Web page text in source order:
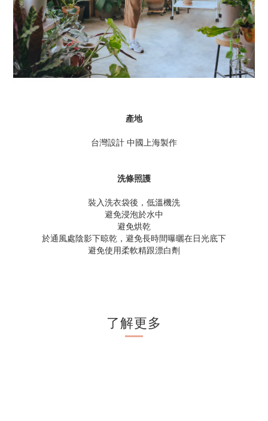
產地
台灣設計 中國上海製作
洗條照護
裝入洗衣袋後，低溫機洗
避免浸泡於水中
避免烘乾
於通風處陰影下晾乾，避免長時間曝曬在日光底下
避免使用柔軟精跟漂白劑
了解更多